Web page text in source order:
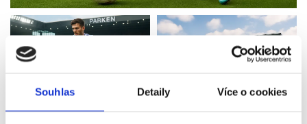
Souhlas Detaily Více o cookies